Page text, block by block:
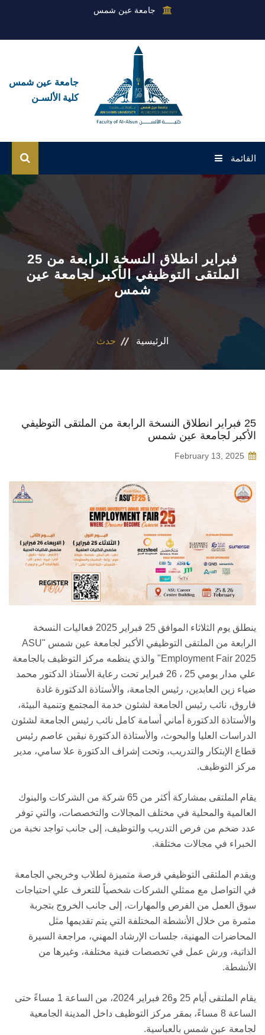
جامعة عين شمس
جامعة عين شمس
كلية الألسـن
القائمة
الرئيسية
القطاعات
الكلمة الافتتاحية للخطة الاستراتيجية ٢٠٢٤-٢٠٢٩
25 فبراير انطلاق النسخة الرابعة من
الملتقى التوظيفي الأكبر لجامعة عين
شمس
الرئيسية حدث
25 فبراير انطلاق النسخة الرابعة من الملتقى التوظيفي
الأكبر لجامعة عين شمس
February 13, 2025
ينطلق يوم الثلاثاء الموافق 25 فبراير 2025 فعاليات النسخة
الرابعة من الملتقى التوظيفي الأكبر لجامعة عين شمس "ASU
Employment Fair 2025" والذي ينظمه مركز التوظيف بالجامعة
علي مدار يومي 25 ، 26 فبراير تحت رعاية الأستاذ الدكتور محمد
ضياء زين العابدين، رئيس الجامعة، والأستاذة الدكتورة غادة
فاروق، نائب رئيس الجامعة لشئون خدمة المجتمع وتنمية البيئة،
والأستاذة الدكتورة أماني أسامة كامل نائب رئيس الجامعة لشئون
الدراسات العليا والبحوث، والأستاذة الدكتورة نيڤين عاصم رئيس
قطاع الإبتكار والتدريب، وتحت إشراف الدكتورة علا سامي، مدير
مركز التوظيف.
يقام الملتقى بمشاركة أكثر من 65 شركة من الشركات والبنوك
العالمية والمحلية في مختلف المجالات والتخصصات، والتي توفر
عدد ضخم من فرص التدريب والتوظيف، إلى جانب تواجد نخبة من
الخبراء في مجالات مختلفة.
ويقدم الملتقى التوظيفي فرصة متميزة لطلاب وخريجي الجامعة
في التواصل مع ممثلي الشركات شخصياً للتعرف علي احتياجات
سوق العمل من الفرص والمهارات، إلى جانب الخروج بتجربة
مثمرة من خلال الأنشطة المختلفة التي يتم تقديمها مثل
المحاضرات المهنية، جلسات الإرشاد المهني، مراجعة السيرة
الذاتية، ورش عمل في تخصصات فنية مختلفة، وغيرها من
الأنشطة.
يقام الملتقى أيام 25 و26 فبراير 2024، من الساعة 1 مساءً حتى
الساعة 8 مساءً، بمقر مركز التوظيف داخل المدينة الجامعية
لجامعة عين شمس بالعباسية.